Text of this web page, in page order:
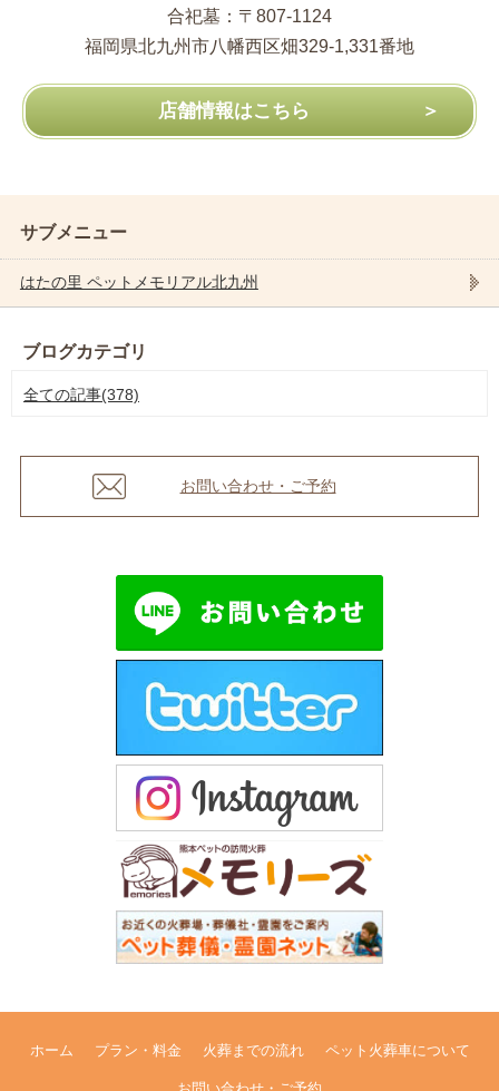
合祀墓：〒807-1124
福岡県北九州市八幡西区畑329-1,331番地
店舗情報はこちら
サブメニュー
はたの里 ペットメモリアル北九州
ブログカテゴリ
全ての記事(378)
お問い合わせ・ご予約
ホーム プラン・料金 火葬までの流れ ペット火葬車について